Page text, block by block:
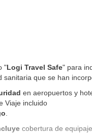
"Logi Travel Safe" para
sanitaria que se han
en aeropuertos y
Viaje incluido
cobertura de